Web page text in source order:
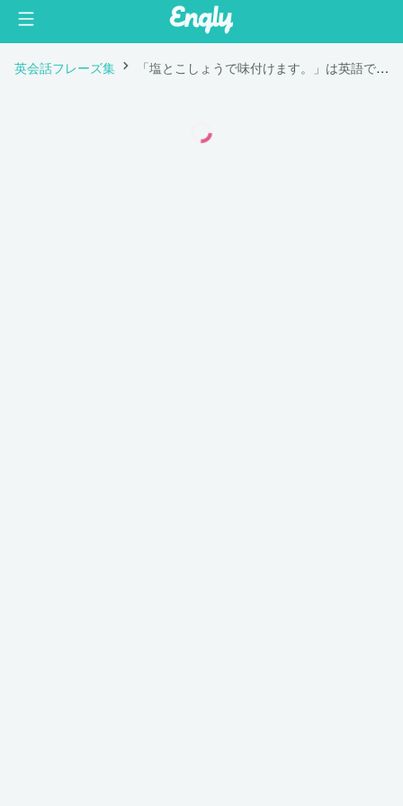
英会話フレーズ集 「塩とこしょうで味付けます。」は英語で "Season with salt and pepper."